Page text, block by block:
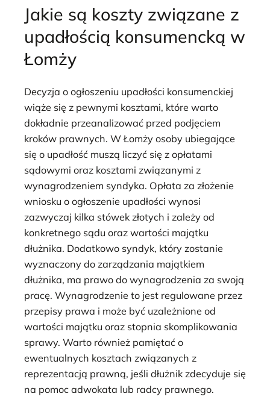
Jakie są koszty związane z
upadłością konsumencką w
Łomży
Decyzja o ogłoszeniu upadłości konsumenckiej
wiąże się z pewnymi kosztami, które warto
dokładnie przeanalizować przed podjęciem
kroków prawnych. W Łomży osoby ubiegające
się o upadłość muszą liczyć się z opłatami
sądowymi oraz kosztami związanymi z
wynagrodzeniem syndyka. Opłata za złożenie
wniosku o ogłoszenie upadłości wynosi
zazwyczaj kilka stówek złotych i zależy od
konkretnego sądu oraz wartości majątku
dłużnika. Dodatkowo syndyk, który zostanie
wyznaczony do zarządzania majątkiem
dłużnika, ma prawo do wynagrodzenia za swoją
pracę. Wynagrodzenie to jest regulowane przez
przepisy prawa i może być uzależnione od
wartości majątku oraz stopnia skomplikowania
sprawy. Warto również pamiętać o
ewentualnych kosztach związanych z
reprezentacją prawną, jeśli dłużnik zdecyduje się
na pomoc adwokata lub radcy prawnego.